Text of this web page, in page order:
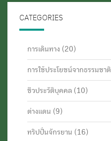
CATEGORIES
การเดินทาง (20)
การใช้ประโยชน์จากธรรมชาติ
ชีวประวัติบุคคล (10)
ต่างแดน (9)
ทริปปั่นจักรยาน (16)